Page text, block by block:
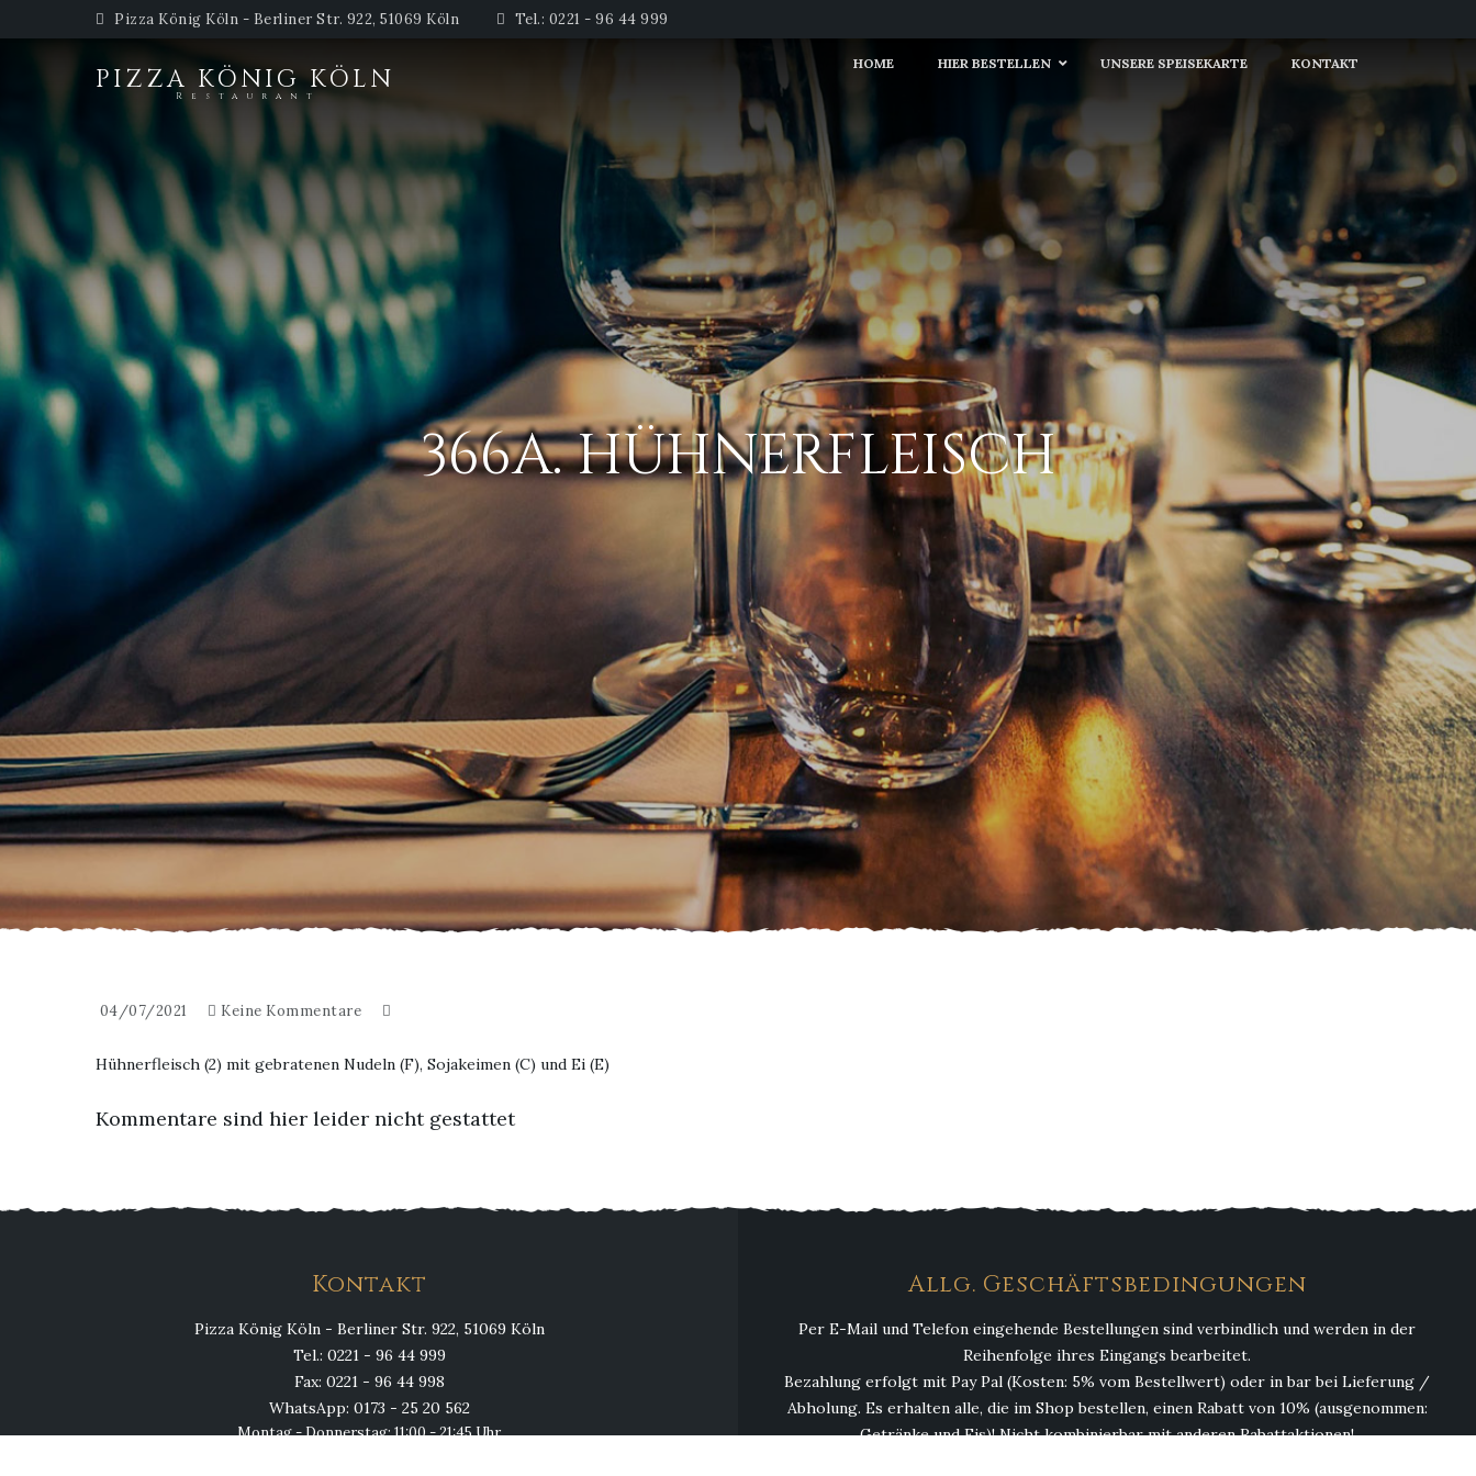
Pizza König Köln - Berliner Str. 922, 51069 Köln Tel.: 0221 - 96 44 999
PIZZA KÖNIG KÖLN
Restaurant
HOME HIER BESTELLEN UNSERE SPEISEKARTE KONTAKT
366A. HÜHNERFLEISCH
04/07/2021 Keine Kommentare
Hühnerfleisch (2) mit gebratenen Nudeln (F), Sojakeimen (C) und Ei (E)
Kommentare sind hier leider nicht gestattet
Kontakt
Pizza König Köln - Berliner Str. 922, 51069 Köln
Tel.: 0221 - 96 44 999
Fax: 0221 - 96 44 998
WhatsApp: 0173 - 25 20 562
Montag - Donnerstag: 11:00 - 21:45 Uhr
Allg. Geschäftsbedingungen
Per E-Mail und Telefon eingehende Bestellungen sind verbindlich und werden in der
Reihenfolge ihres Eingangs bearbeitet.
Bezahlung erfolgt mit Pay Pal (Kosten: 5% vom Bestellwert) oder in bar bei Lieferung /
Abholung. Es erhalten alle, die im Shop bestellen, einen Rabatt von 10% (ausgenommen:
Getränke und Eis)! Nicht kombinierbar mit anderen Rabattaktionen!